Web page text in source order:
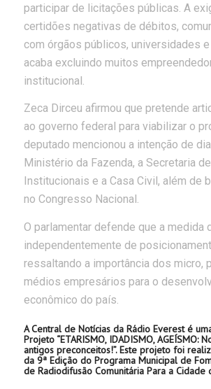
participar de licitações públicas. A
certidões negativas de débitos,
com órgãos públicos, universidades
acaba excluindo muitos
institucional.
Zeca Dirceu afirmou que pretende
ao governo federal para viabilizar o
deputado mencionou a intenção de
Ministério da Fazenda, a Secretaria
Institucionais e a Casa Civil, além de
no Congresso Nacional.
O parlamentar defende que a medida
independentemente de
ressaltando a importância dos micro,
médios empresários para o
econômico do país.
A Central de Notícias da Rádio Everest é
Projeto “ETARISMO, IDADISMO, AGEÍSMO:
antigos preconceitos!”. Este projeto foi
da 9ª Edição do Programa Municipal de
de Radiodifusão Comunitária Para a Cidade